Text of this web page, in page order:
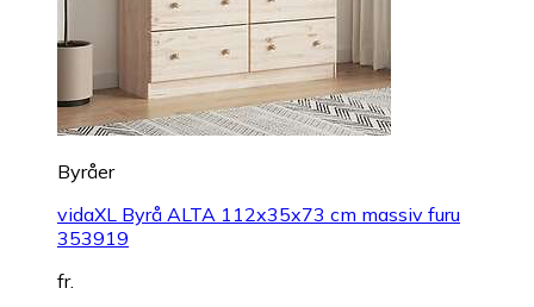
Byråer
vidaXL Byrå ALTA 112x35x73 cm massiv furu
353919
fr.